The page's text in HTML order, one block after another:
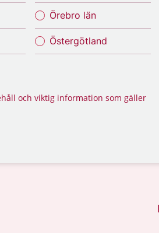
Örebro län
Östergötland
och viktig information som gäller